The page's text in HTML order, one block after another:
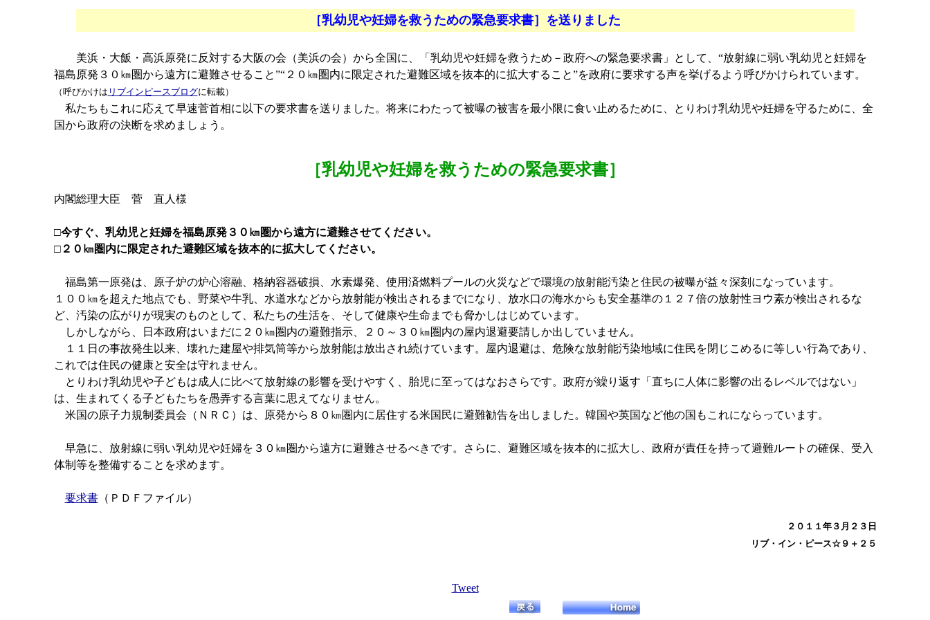
［乳幼児や妊婦を救うための緊急要求書］を送りました
美浜・大飯・高浜原発に反対する大阪の会（美浜の会）から全国に、「乳幼児や妊婦を救うため－政府への緊急要求書」として、“放射線に弱い乳幼児と妊婦を
福島原発３０㎞圏から遠方に避難させること”“２０㎞圏内に限定された避難区域を抜本的に拡大すること”を政府に要求する声を挙げるよう呼びかけられています。
（呼びかけは リブインピースブログに転載）
私たちもこれに応えて早速菅首相に以下の要求書を送りました。将来にわたって被曝の被害を最小限に食い止めるために、とりわけ乳幼児や妊婦を守るために、全
国から政府の決断を求めましょう。
［乳幼児や妊婦を救うための緊急要求書］
内閣総理大臣 菅 直人様
□今すぐ、乳幼児と妊婦を福島原発３０㎞圏から遠方に避難させてください。
□２０㎞圏内に限定された避難区域を抜本的に拡大してください。
福島第一原発は、原子炉の炉心溶融、格納容器破損、水素爆発、使用済燃料プールの火災などで環境の放射能汚染と住民の被曝が益々深刻になっています。
１００㎞を超えた地点でも、野菜や牛乳、水道水などから放射能が検出されるまでになり、放水口の海水からも安全基準の１２７倍の放射性ヨウ素が検出されるな
ど、汚染の広がりが現実のものとして、私たちの生活を、そして健康や生命までも脅かしはじめています。
しかしながら、日本政府はいまだに２０㎞圏内の避難指示、２０～３０㎞圏内の屋内退避要請しか出していません。
１１日の事故発生以来、壊れた建屋や排気筒等から放射能は放出され続けています。屋内退避は、危険な放射能汚染地域に住民を閉じこめるに等しい行為であり、
これでは住民の健康と安全は守れません。
とりわけ乳幼児や子どもは成人に比べて放射線の影響を受けやすく、胎児に至ってはなおさらです。政府が繰り返す「直ちに人体に影響の出るレベルではない」
は、生まれてくる子どもたちを愚弄する言葉に思えてなりません。
米国の原子力規制委員会（ＮＲＣ）は、原発から８０㎞圏内に居住する米国民に避難勧告を出しました。韓国や英国など他の国もこれにならっています。
早急に、放射線に弱い乳幼児や妊婦を３０㎞圏から遠方に避難させるべきです。さらに、避難区域を抜本的に拡大し、政府が責任を持って避難ルートの確保、受入
体制等を整備することを求めます。
要求書（ＰＤＦファイル）
２０１１年３月２３日
リブ・イン・ピース☆９＋２５
Tweet